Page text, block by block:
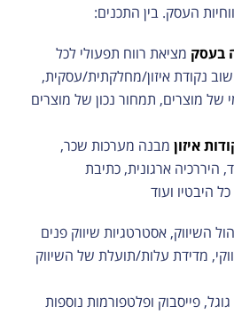
העסק. בין התכנים:
בעסק מציאת רווח תפעולי לכל
נקודת איזון/מחלקתית/עסקית,
של מוצרים, תמחור נכון של מוצרים
איזון מבנה מערכות שכר,
היררכיה ארגונית, כתיבת
היבטיו ועוד
השיווק, אסטרטגיות שיווק פנים
מדידת עלות/תועלת של השיווק
גוגל, פייסבוק ופלטפורמות נוספות